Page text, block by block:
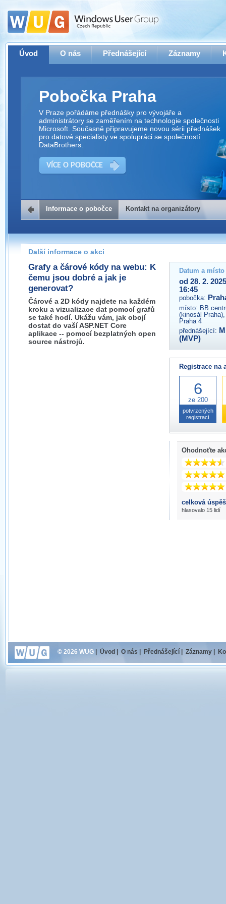
Úvod O nás Přednášející Záznamy
Pobočka Praha
V Praze pořádáme přednášky pro vývojáře a
administrátory se zaměřením na technologie společnosti
Microsoft. Současně připravujeme novou sérii přednášek
pro datové specialisty ve spolupráci se společností
DataBrothers.
VÍCE O POBOČCE
Kontakt na organizátory
Pokud máte jakýkoliv dotaz na organizátory této akce,
prosím neváhejte nás kontaktovat na e-mailu:
praha@wug.cz
Informace o pobočce Kontakt na organizátory
Další informace o akci
Grafy a čárové kódy na webu: K
čemu jsou dobré a jak je
generovat?
Čárové a 2D kódy najdete na každém
kroku a vizualizace dat pomocí grafů
se také hodí. Ukážu vám, jak obojí
dostat do vaší ASP.NET Core
aplikace -- pomocí bezplatných open
source nástrojů.
Datum a
od 28. 2.
16:45
pobočka:
místo: BB
(kinosál
Praha 4
přednášející:
(MVP)
Registrace na
6
ze 200
potvrzených
registrací
Ohodnoťte
celková
hlasovalo 15 lidí
© 2026 WUG Úvod O nás Přednášející Záznamy